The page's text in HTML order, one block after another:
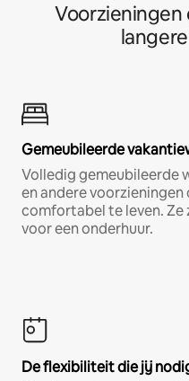
Gemeubileerde
Volledig gemeubileerde
en andere
comfortabel te leven.
voor een onderhuur.
De flexibiliteit die jij